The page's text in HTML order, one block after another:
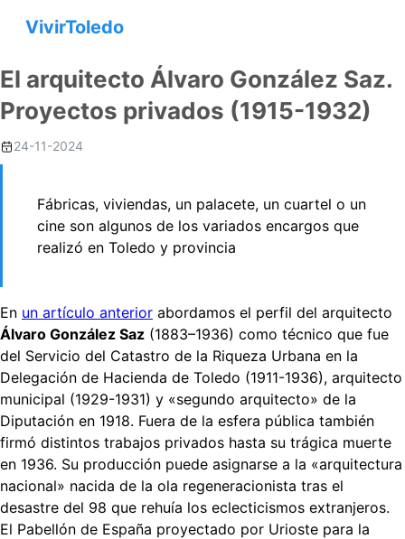
VivirToledo
El arquitecto Álvaro González Saz.
Proyectos privados (1915-1932)
24-11-2024
Fábricas, viviendas, un palacete, un cuartel o un
cine son algunos de los variados encargos que
realizó en Toledo y provincia
En un artículo anterior abordamos el perfil del arquitecto
Álvaro González Saz (1883–1936) como técnico que fue
del Servicio del Catastro de la Riqueza Urbana en la
Delegación de Hacienda de Toledo (1911-1936), arquitecto
municipal (1929-1931) y «segundo arquitecto» de la
Diputación en 1918. Fuera de la esfera pública también
firmó distintos trabajos privados hasta su trágica muerte
en 1936. Su producción puede asignarse a la «arquitectura
nacional» nacida de la ola regeneracionista tras el
desastre del 98 que rehuía los eclecticismos extranjeros.
El Pabellón de España proyectado por Urioste para la